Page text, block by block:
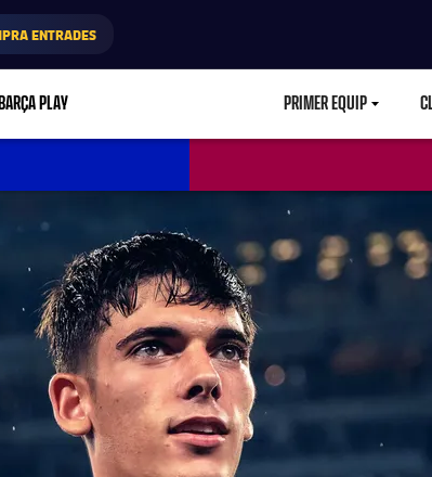
ENTRADES
BARÇA PLAY PRIMER EQUIP